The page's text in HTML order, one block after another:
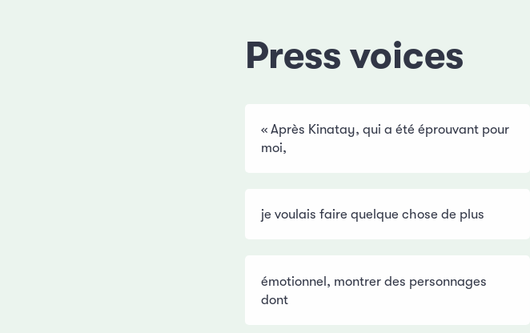
Press voices
« Après Kinatay, qui a été éprouvant pour
moi,
je voulais faire quelque chose de plus
émotionnel, montrer des personnages
dont